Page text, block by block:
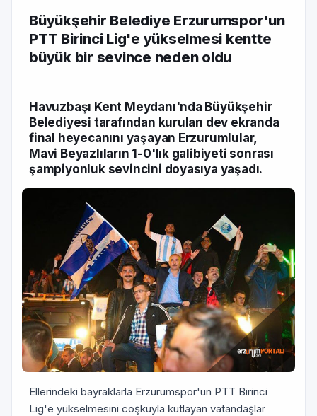
Büyükşehir Belediye Erzurumspor'un
PTT Birinci Lig'e yükselmesi kentte
büyük bir sevince neden oldu
Havuzbaşı Kent Meydanı'nda Büyükşehir
Belediyesi tarafından kurulan dev ekranda
final heyecanını yaşayan Erzurumlular,
Mavi Beyazlıların 1-0'lık galibiyeti sonrası
şampiyonluk sevincini doyasıya yaşadı.
Ellerindeki bayraklarla Erzurumspor'un PTT Birinci
Lig'e yükselmesini coşkuyla kutlayan vatandaşlar